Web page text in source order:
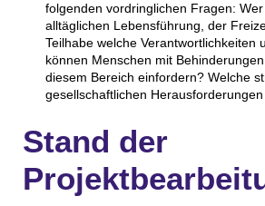
folgenden vordringlichen Fragen:
alltäglichen Lebensführung, der
Teilhabe welche Verantwortlichkeiten
können Menschen mit
diesem Bereich einfordern? Welche
gesellschaftlichen
Stand der